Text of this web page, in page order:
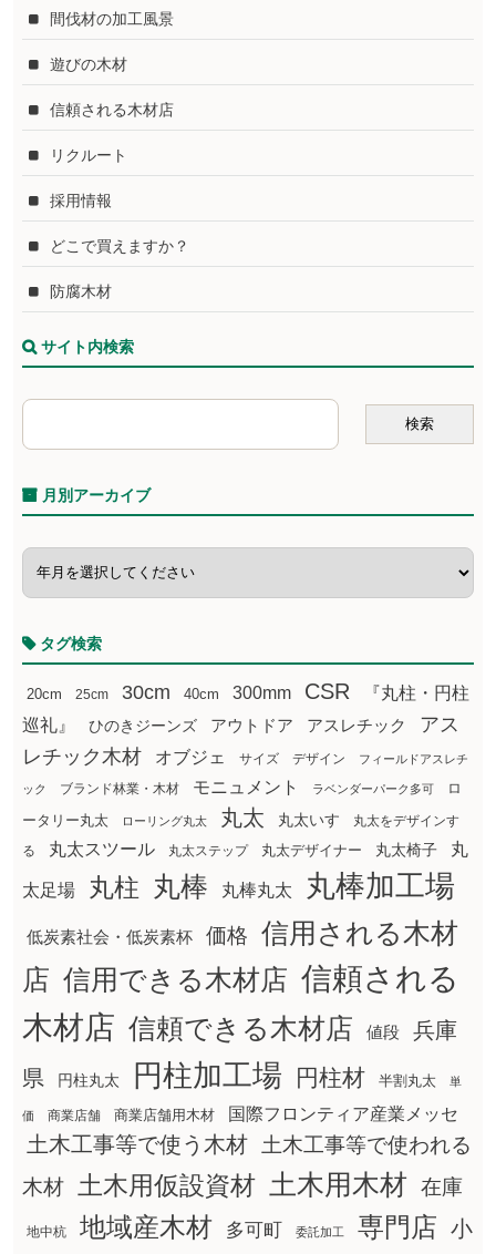
間伐材の加工風景
遊びの木材
信頼される木材店
リクルート
採用情報
どこで買えますか？
防腐木材
サイト内検索
月別アーカイブ
タグ検索
20cm 25cm 30cm 40cm 300mm CSR
『丸柱・円柱
巡礼』
ひのきジーンズ アウトドア アスレチック
アス
レチック木材
オブジェ サイズ デザイン フィールドアスレチ
ック ブランド林業・木材 モニュメント ラベンダーパーク多可
ロ
ータリー丸太
ローリング丸太 丸太 丸太いす
丸太をデザインす
る
丸太スツール 丸太ステップ 丸太デザイナー 丸太椅子 丸
太足場 丸柱 丸棒 丸棒丸太 丸棒加工場
低炭素社会・低炭素杯 価格
信用される木材
店 信用できる木材店 信頼される
木材店 信頼できる木材店 値段
兵庫
県
円柱丸太 円柱加工場 円柱材 半割丸太 単
価 商業店舗 商業店舗用木材 国際フロンティア産業メッセ
土木工事等で使う木材
土木工事等で使われる
木材
土木用仮設資材 土木用木材 在庫
地中杭 地域産木材 多可町 委託加工 専門店 小